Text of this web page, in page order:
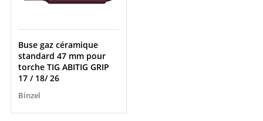
Buse gaz céramique
standard 47 mm pour
torche TIG ABITIG GRIP
17 / 18/ 26
Binzel